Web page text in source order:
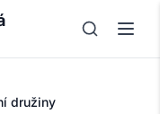
družiny